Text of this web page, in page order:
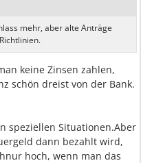
mehr, aber alte Anträge
keine Zinsen zahlen,
schön dreist von der Bank.
speziellen Situationen.Aber
dann bezahlt wird,
hoch, wenn man das